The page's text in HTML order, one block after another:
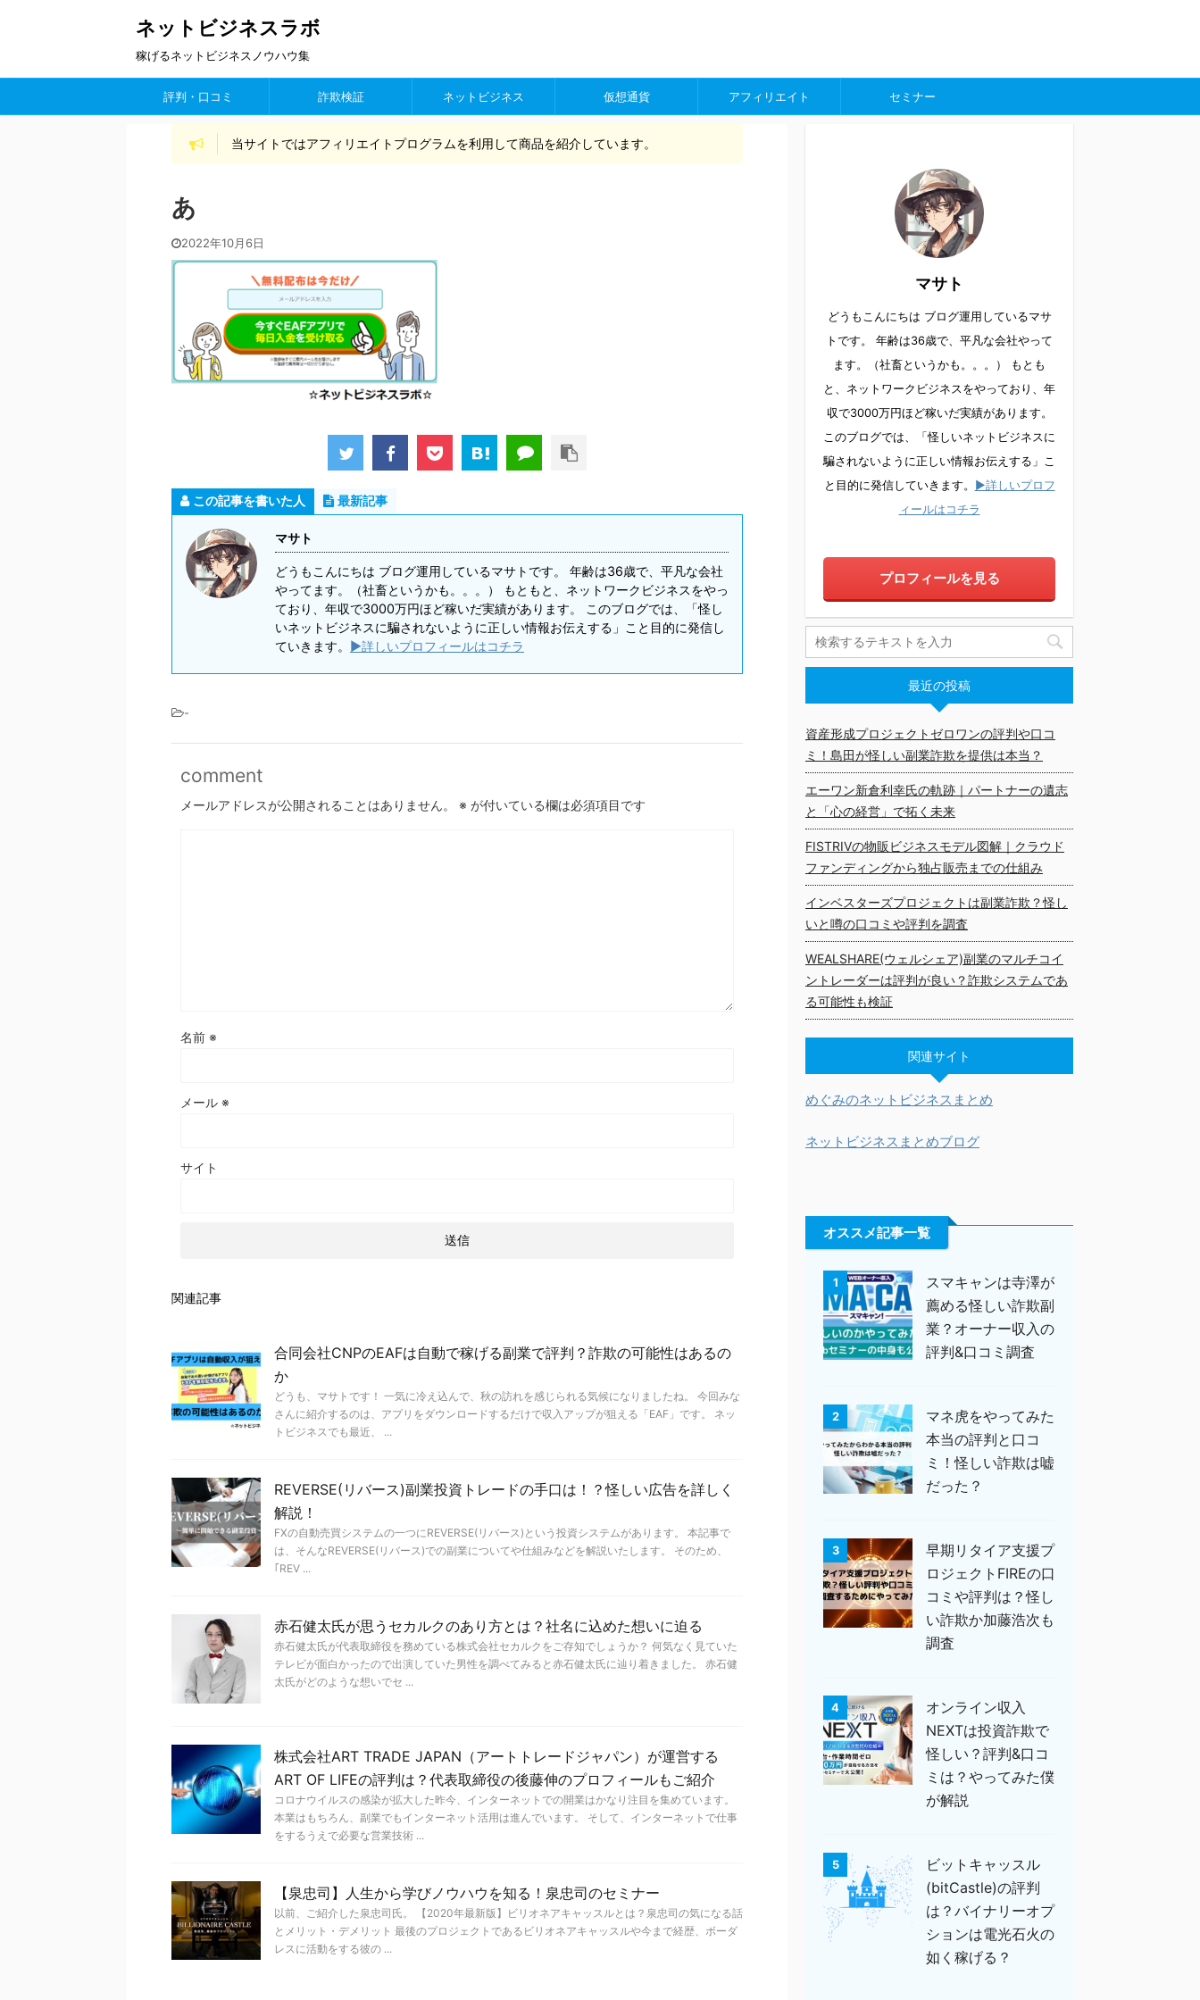
ネットビジネスラボ
稼げるネットビジネスノウハウ集
評判・口コミ 詐欺検証 ネットビジネス 仮想通貨 アフィリエイト セミナー
当サイトではアフィリエイトプログラムを利用して商品を紹介しています。
あ
2022年10月6日
この記事を書いた人 最新記事
マサト
どうもこんにちは ブログ運用しているマサトです。 年齢は36歳で、平凡な会社
やってます。（社畜というかも。。。） もともと、ネットワークビジネスをやっ
ており、年収で3000万円ほど稼いだ実績があります。 このブログでは、「怪し
いネットビジネスに騙されないように正しい情報お伝えする」こと目的に発信し
ていきます。 ▶詳しいプロフィールはコチラ
-
comment
メールアドレスが公開されることはありません。 ※ が付いている欄は必須項目です
名前 ※
メール ※
サイト
関連記事
合同会社CNPのEAFは自動で稼げる副業で評判？詐欺の可能性はあるの
か
どうも、マサトです！ 一気に冷え込んで、秋の訪れを感じられる気候になりましたね。 今回みな
さんに紹介するのは、アプリをダウンロードするだけで収入アップが狙える「EAF」です。 ネッ
トビジネスでも最近、 ...
REVERSE(リバース)副業投資トレードの手口は！？怪しい広告を詳しく
解説！
FXの自動売買システムの一つにREVERSE(リバース)という投資システムがあります。 本記事で
は、そんなREVERSE(リバース)での副業についてや仕組みなどを解説いたします。 そのため、
｢REV ...
赤石健太氏が思うセカルクのあり方とは？社名に込めた想いに迫る
赤石健太氏が代表取締役を務めている株式会社セカルクをご存知でしょうか？ 何気なく見ていた
テレビが面白かったので出演していた男性を調べてみると赤石健太氏に辿り着きました。 赤石健
太氏がどのような想いでセ ...
株式会社ART TRADE JAPAN（アートトレードジャパン）が運営する
ART OF LIFEの評判は？代表取締役の後藤伸のプロフィールもご紹介
コロナウイルスの感染が拡大した昨今、インターネットでの開業はかなり注目を集めています。
本業はもちろん、副業でもインターネット活用は進んでいます。 そして、インターネットで仕事
をするうえで必要な営業技術 ...
【泉忠司】人生から学びノウハウを知る！泉忠司のセミナー
以前、ご紹介した泉忠司氏。 【2020年最新版】ビリオネアキャッスルとは？泉忠司の気になる話
とメリット・デメリット 最後のプロジェクトであるビリオネアキャッスルや今まで経歴、ボーダ
レスに活動をする彼の ...
マサト
どうもこんにちは ブログ運用しているマサ
トです。 年齢は36歳で、平凡な会社やって
ます。（社畜というかも。。。） もとも
と、ネットワークビジネスをやっており、年
収で3000万円ほど稼いだ実績があります。
このブログでは、「怪しいネットビジネスに
騙されないように正しい情報お伝えする」こ
と目的に発信していきます。
▶詳しいプロフ
ィールはコチラ
プロフィールを見る
最近の投稿
資産形成プロジェクトゼロワンの評判や口コ
ミ！島田が怪しい副業詐欺を提供は本当？
エーワン新倉利幸氏の軌跡｜パートナーの遺志
と「心の経営」で拓く未来
FISTRIVの物販ビジネスモデル図解｜クラウド
ファンディングから独占販売までの仕組み
インベスターズプロジェクトは副業詐欺？怪し
いと噂の口コミや評判を調査
WEALSHARE(ウェルシェア)副業のマルチコイ
ントレーダーは評判が良い？詐欺システムであ
る可能性も検証
関連サイト
めぐみのネットビジネスまとめ
ネットビジネスまとめブログ
オススメ記事一覧
1
スマキャンは寺澤が
薦める怪しい詐欺副
業？オーナー収入の
評判&口コミ調査
2
マネ虎をやってみた
本当の評判と口コ
ミ！怪しい詐欺は嘘
だった？
3
早期リタイア支援プ
ロジェクトFIREの口
コミや評判は？怪し
い詐欺か加藤浩次も
調査
4
オンライン収入
NEXTは投資詐欺で
怪しい？評判&口コ
ミは？やってみた僕
が解説
5
ビットキャッスル
(bitCastle)の評判
は？バイナリーオプ
ションは電光石火の
如く稼げる？